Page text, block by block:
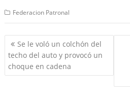
Federacion Patronal
Navegación
de
entradas
Se le voló un colchón del
techo del auto y provocó un
choque en cadena